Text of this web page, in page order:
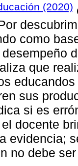
(2020)
como
que
sus
si es
docente
evidencia;
no debe